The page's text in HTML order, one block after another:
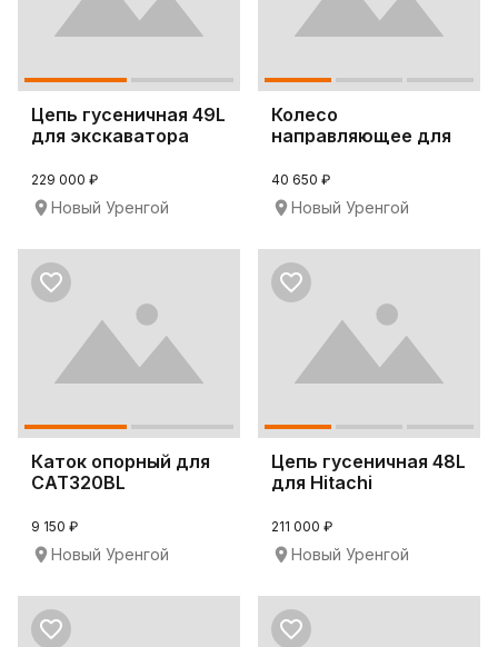
Цепь гусеничная 49L
для экскаватора
229 000 ₽
Новый Уренгой
Колесо
направляющее для
CAT325DL
40 650 ₽
Новый Уренгой
Каток опорный для
CAT320BL
9 150 ₽
Новый Уренгой
Цепь гусеничная 48L
для Hitachi
211 000 ₽
Новый Уренгой